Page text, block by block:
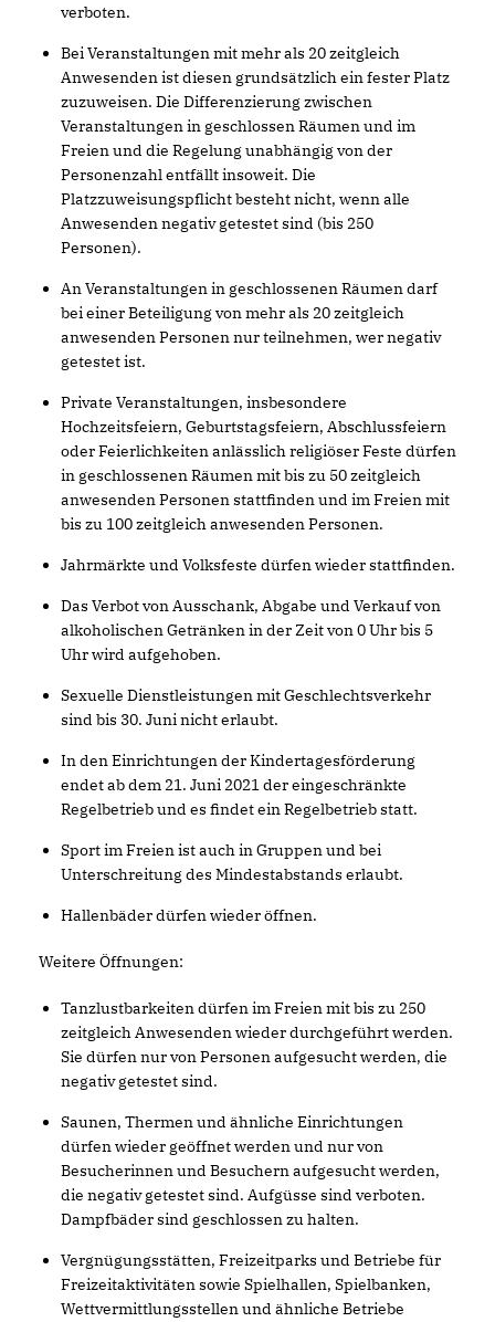
verboten.
Bei Veranstaltungen mit mehr als 20 zeitgleich
Anwesenden ist diesen grundsätzlich ein fester Platz
zuzuweisen. Die Differenzierung zwischen
Veranstaltungen in geschlossen Räumen und im
Freien und die Regelung unabhängig von der
Personenzahl entfällt insoweit. Die
Platzzuweisungspflicht besteht nicht, wenn alle
Anwesenden negativ getestet sind (bis 250
Personen).
An Veranstaltungen in geschlossenen Räumen darf
bei einer Beteiligung von mehr als 20 zeitgleich
anwesenden Personen nur teilnehmen, wer negativ
getestet ist.
Private Veranstaltungen, insbesondere
Hochzeitsfeiern, Geburtstagsfeiern, Abschlussfeiern
oder Feierlichkeiten anlässlich religiöser Feste dürfen
in geschlossenen Räumen mit bis zu 50 zeitgleich
anwesenden Personen stattfinden und im Freien mit
bis zu 100 zeitgleich anwesenden Personen.
Jahrmärkte und Volksfeste dürfen wieder stattfinden.
Das Verbot von Ausschank, Abgabe und Verkauf von
alkoholischen Getränken in der Zeit von 0 Uhr bis 5
Uhr wird aufgehoben.
Sexuelle Dienstleistungen mit Geschlechtsverkehr
sind bis 30. Juni nicht erlaubt.
In den Einrichtungen der Kindertagesförderung
endet ab dem 21. Juni 2021 der eingeschränkte
Regelbetrieb und es findet ein Regelbetrieb statt.
Sport im Freien ist auch in Gruppen und bei
Unterschreitung des Mindestabstands erlaubt.
Hallenbäder dürfen wieder öffnen.
Weitere Öffnungen:
Tanzlustbarkeiten dürfen im Freien mit bis zu 250
zeitgleich Anwesenden wieder durchgeführt werden.
Sie dürfen nur von Personen aufgesucht werden, die
negativ getestet sind.
Saunen, Thermen und ähnliche Einrichtungen
dürfen wieder geöffnet werden und nur von
Besucherinnen und Besuchern aufgesucht werden,
die negativ getestet sind. Aufgüsse sind verboten.
Dampfbäder sind geschlossen zu halten.
Vergnügungsstätten, Freizeitparks und Betriebe für
Freizeitaktivitäten sowie Spielhallen, Spielbanken,
Wettvermittlungsstellen und ähnliche Betriebe